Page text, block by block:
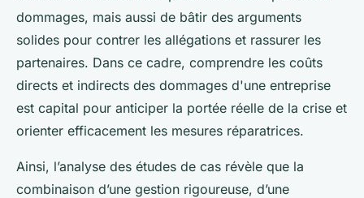
dommages, mais aussi de bâtir des arguments
solides pour contrer les allégations et rassurer les
partenaires. Dans ce cadre, comprendre les coûts
directs et indirects des dommages d'une entreprise
est capital pour anticiper la portée réelle de la crise et
orienter efficacement les mesures réparatrices.
Ainsi, l’analyse des études de cas révèle que la
combinaison d’une gestion rigoureuse, d’une